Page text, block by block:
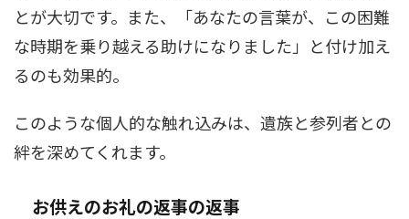
とが大切です。また、「あなたの言葉が、この困難
な時期を乗り越える助けになりました」と付け加え
るのも効果的。
このような個人的な触れ込みは、遺族と参列者との
絆を深めてくれます。
お供えのお礼の返事の返事